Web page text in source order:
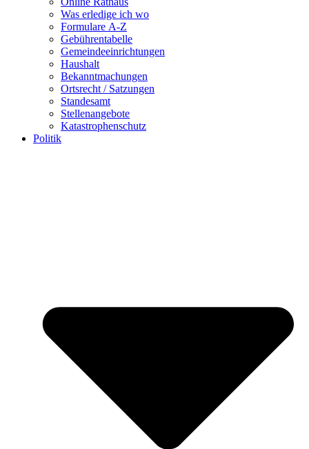
Was erledige ich wo
Formulare A-Z
Gebührentabelle
Gemeindeeinrichtungen
Haushalt
Bekanntmachungen
Ortsrecht / Satzungen
Standesamt
Stellenangebote
Katastrophenschutz
Politik